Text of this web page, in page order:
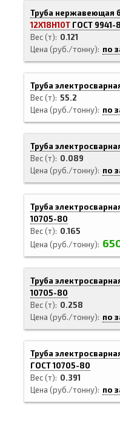
Труба нержавеющая
12Х18Н10Т ГОСТ 9941-
Вес (т)
0.121
Цена (руб./тонну)
по
Труба
Вес (т) 55.2
Цена (руб./тонну)
по
Труба
Вес (т)
0.089
Цена (руб./тонну)
по
Труба
10705-80
Вес (т)
0.165
Цена (руб./тонну)
Труба
10705-80
Вес (т)
0.258
Цена (руб./тонну)
по
Труба
ГОСТ 10705-80
Вес (т)
0.391
Цена (руб./тонну)
по